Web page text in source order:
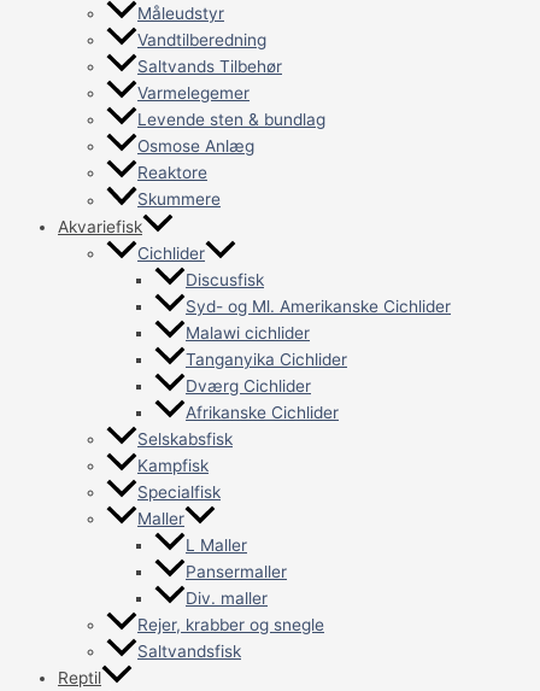
Måleudstyr
Vandtilberedning
Saltvands Tilbehør
Varmelegemer
Levende sten & bundlag
Osmose Anlæg
Reaktore
Skummere
Akvariefisk
Cichlider
Discusfisk
Syd- og Ml. Amerikanske Cichlider
Malawi cichlider
Tanganyika Cichlider
Dværg Cichlider
Afrikanske Cichlider
Selskabsfisk
Kampfisk
Specialfisk
Maller
L Maller
Pansermaller
Div. maller
Rejer, krabber og snegle
Saltvandsfisk
Reptil